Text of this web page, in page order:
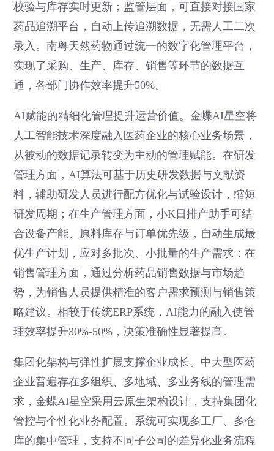
校验与库存实时更新；监管层面，可直接对接国家
药品追溯平台，自动上传追溯数据，无需人工二次
录入。南粤天然药物通过统一的数字化管理平台，
实现了采购、生产、库存、销售等环节的数据互
通，各部门协作效率提升50%。
AI赋能的精细化管理提升运营价值。金蝶AI星空将
人工智能技术深度融入医药企业的核心业务场景，
从被动的数据记录转变为主动的管理赋能。在研发
管理方面，AI算法可基于历史研发数据与文献资
料，辅助研发人员进行配方优化与试验设计，缩短
研发周期；在生产管理方面，小K日排产助手可结
合设备产能、原料库存与订单优先级，自动生成最
优生产计划，应对多批次、小批量的生产需求；在
销售管理方面，通过分析药品销售数据与市场趋
势，为销售人员提供精准的客户需求预测与销售策
略建议。相较于传统ERP系统，AI能力的融入使管
理效率提升30%-50%，决策准确性显著提高。
集团化架构与弹性扩展支撑企业成长。中大型医药
企业普遍存在多组织、多地域、多业务线的管理需
求，金蝶AI星空采用云原生架构设计，支持集团化
管控与个性化业务配置。系统可实现多工厂、多仓
库的集中管理，支持不同子公司的差异化业务流程